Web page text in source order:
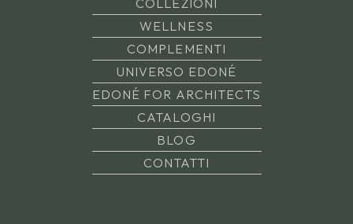
COLLEZIONI
WELLNESS
COMPLEMENTI
UNIVERSO EDONÉ
EDONÉ FOR ARCHITECTS
CATALOGHI
BLOG
CONTATTI